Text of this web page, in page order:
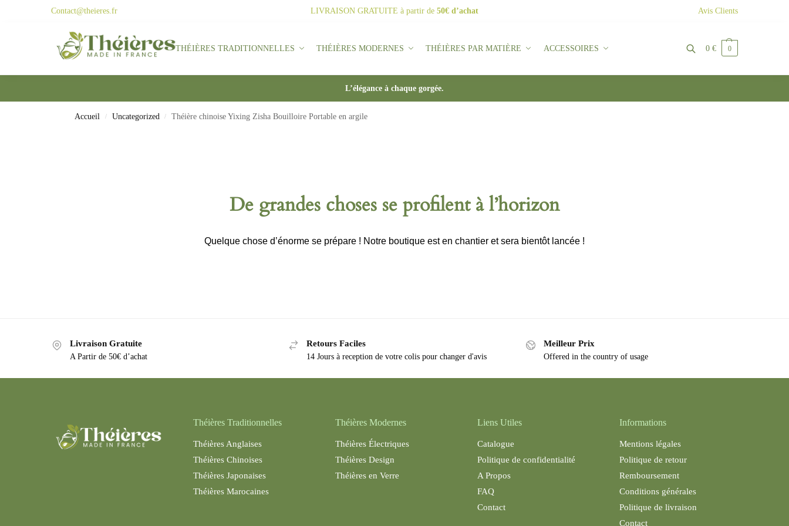
Contact@theieres.fr LIVRAISON GRATUITE à partir de 50€ d’achat Avis Clients
THÉIÈRES TRADITIONNELLES THÉIÈRES MODERNES THÉIÈRES PAR MATIÈRE ACCESSOIRES
Search
0 € 0
L’élégance à chaque gorgée.
Accueil / Uncategorized / Théière chinoise Yixing Zisha Bouilloire Portable en argile
De grandes choses se profilent à l’horizon
Quelque chose d’énorme se prépare ! Notre boutique est en chantier et sera bientôt lancée !
Livraison Gratuite
A Partir de 50€ d’achat
Retours Faciles
14 Jours à reception de votre colis pour changer d'avis
Meilleur Prix
Offered in the country of usage
Théières Traditionnelles
Théières Anglaises
Théières Chinoises
Théières Japonaises
Théières Marocaines
Théières Modernes
Théières Électriques
Théières Design
Théières en Verre
Liens Utiles
Catalogue
Politique de confidentialité
A Propos
FAQ
Contact
Informations
Mentions légales
Politique de retour
Remboursement
Conditions générales
Politique de livraison
Contact